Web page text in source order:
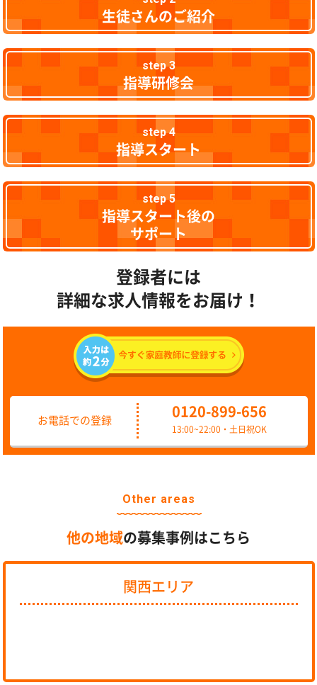
生徒さんのご紹介
step 3
指導研修会
step 4
指導スタート
step 5
指導スタート後の
サポート
登録者には
詳細な求人情報をお届け！
お電話での登録
0120-899-656
13:00~22:00・土日祝OK
Other areas
他の地域の募集事例はこちら
関西エリア